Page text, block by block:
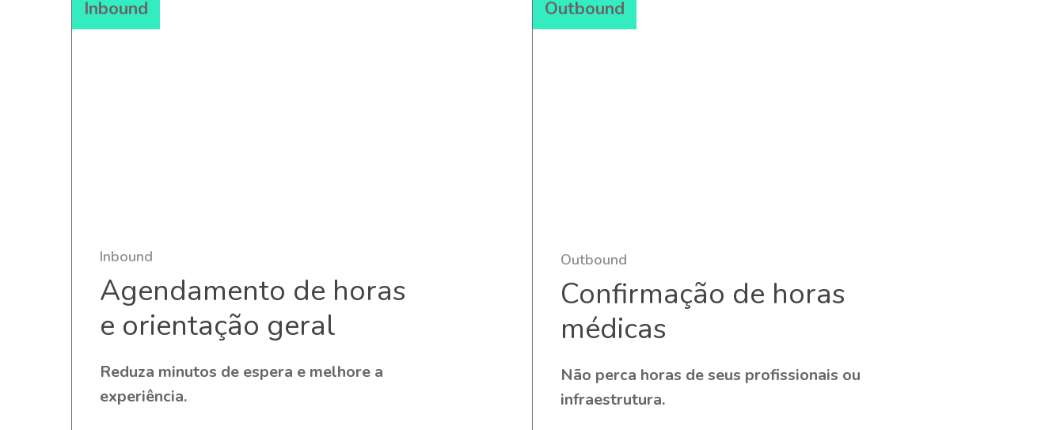
Inbound
Inbound
Agendamento de horas
e orientação geral
Reduza minutos de espera e melhore a
experiência.
Outbound
Outbound
Confirmação de horas
médicas
Não perca horas de seus profissionais ou
infraestrutura.